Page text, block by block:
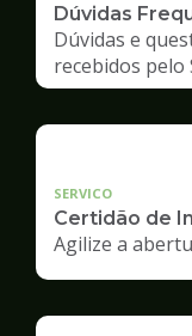
Dúvidas
Dúvidas e
recebidos pelo
SERVICO
Certidão de
Agilize a